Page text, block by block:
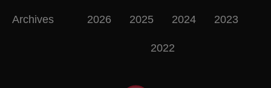
Archives 2026 2025 2024 2023
2022